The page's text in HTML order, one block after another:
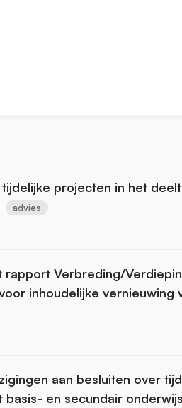
projecten in het
advies
rapport Verbreding/
inhoudelijke vernieuwing
aan besluiten over
basis- en secundair onderwijs